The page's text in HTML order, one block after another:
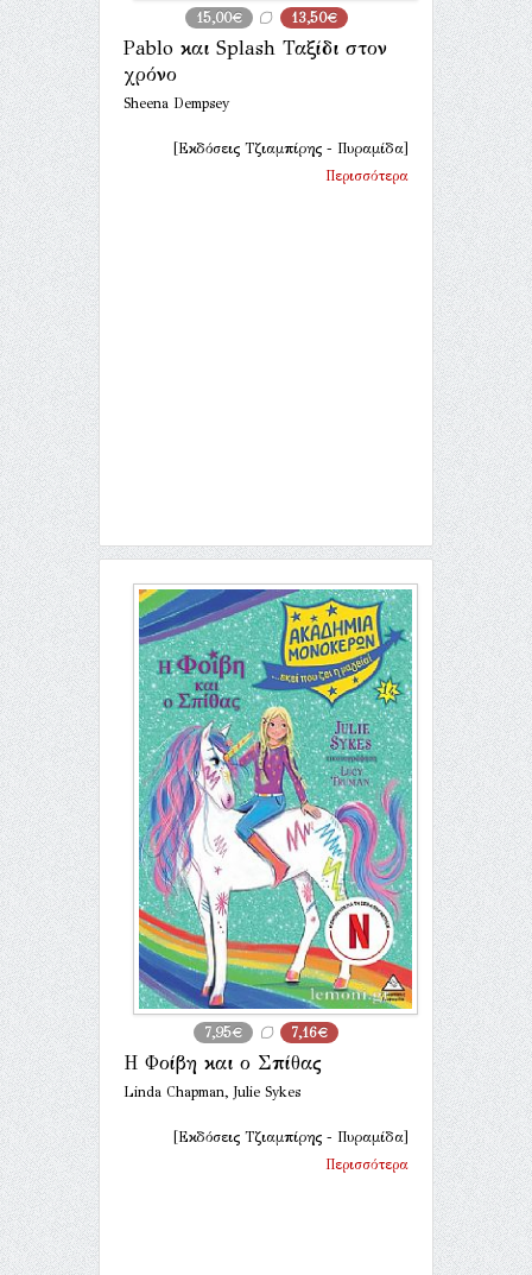
15,00€ 13,50€
Pablo και Splash Ταξίδι στον
χρόνο
Sheena Dempsey
[Εκδόσεις Τζιαμπίρης - Πυραμίδα]
Περισσότερα
7,95€ 7,16€
Η Φοίβη και ο Σπίθας
Linda Chapman, Julie Sykes
[Εκδόσεις Τζιαμπίρης - Πυραμίδα]
Περισσότερα